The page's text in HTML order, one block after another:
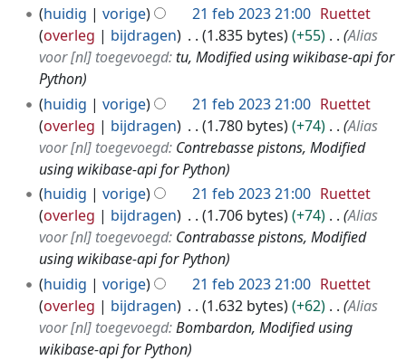
huidig
vorige 21 feb 2023 21:00 Ruettet
overleg
bijdragen 1.835 bytes +55
Alias
voor [nl] toegevoegd:tu, Modified using wikibase-api for
Python
huidig
vorige 21 feb 2023 21:00 Ruettet
overleg
bijdragen 1.780 bytes +74
Alias
voor [nl] toegevoegd: Contrebasse pistons, Modified
using wikibase-api for Python
huidig
vorige 21 feb 2023 21:00 Ruettet
overleg
bijdragen 1.706 bytes +74
Alias
voor [nl] toegevoegd: Contrabasse pistons, Modified
using wikibase-api for Python
huidig
vorige 21 feb 2023 21:00 Ruettet
overleg
bijdragen 1.632 bytes +62
Alias
voor [nl] toegevoegd:Bombardon, Modified using
wikibase-api for Python